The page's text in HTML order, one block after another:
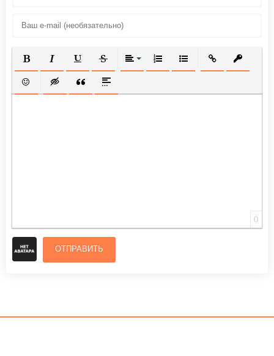
ПОЛУЖИРНЫЙ
КУРСИВПОДЧЕРКНУТЫЙ
ЗАЧЕРКНУТЫЙВЫРАВНИВАНИЕ
НУМЕРОВАННЫЙ СПИСОК
МАРКИРОВАННЫЙ
ВСТАВИТЬ
ВСТАВИТЬ СМАЙЛИК
ВСТАВКА СКРЫТОГО ТЕКСТА
ВСТАВКА ЦИТАТЫ
ВСТАВКА СПОЙЛЕРА
0
ОТПРАВИТЬ